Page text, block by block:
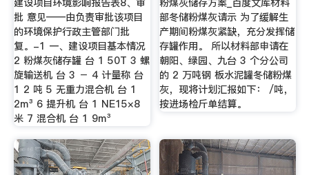
批 意见——由负责审批该项目
的环境保护行政主管部门批
复。-1 一、建设项目基本情况
2 粉煤灰储存罐 台 1 50T 3 螺
旋输送机 台 3 － 4 计量称 台
1 2 吨 5 无重力混合机 台 1
2m³ 6 提升机 台 1 NE15×8
米 7 混合机 台 1 9m³
部冬储粉煤灰请示 为了缓解生
产期间粉煤灰紧缺，充分发挥储
存罐作用。 所以材料部申请在
朝阳、绿园、九台 3 个分公司
的 2 万吨钢 板水泥罐冬储粉煤
灰，现将计划汇报如下： /吨，
按进场检斤单结算。